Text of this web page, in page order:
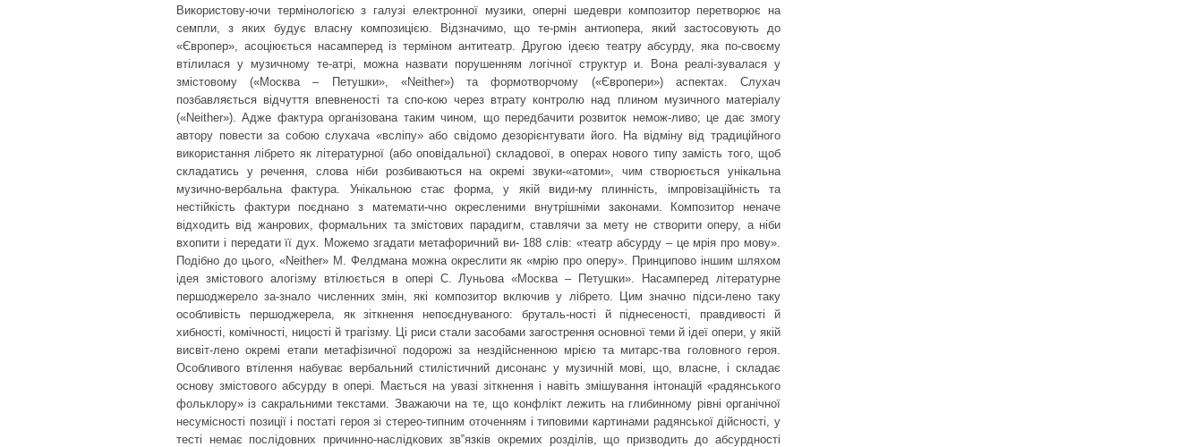
Використову-ючи термінологією з галузі електронної музики, оперні шедеври композитор перетворює на
семпли, з яких будує власну композицією. Відзначимо, що те-рмін антиопера, який застосовують до
«Європер», асоціюється насамперед із терміном антитеатр. Другою ідеєю театру абсурду, яка по-своєму
втілилася у музичному те-атрі, можна назвати порушенням логічної структур и. Вона реалі-зувалася у
змістовому («Москва – Петушки», «Neither») та формотворчому («Європери») аспектах. Слухач
позбавляється відчуття впевненості та спо-кою через втрату контролю над плином музичного матеріалу
(«Neither»). Адже фактура організована таким чином, що передбачити розвиток немож-ливо; це дає змогу
автору повести за собою слухача «всліпу» або свідомо дезорієнтувати його. На відміну від традиційного
використання лібрето як літературної (або оповідальної) складової, в операх нового типу замість того, щоб
складатись у речення, слова ніби розбиваються на окремі звуки-«атоми», чим створюється унікальна
музично-вербальна фактура. Унікальною стає форма, у якій види-му плинність, імпровізаційність та
нестійкість фактури поєднано з математи-чно окресленими внутрішніми законами. Композитор неначе
відходить від жанрових, формальних та змістових парадигм, ставлячи за мету не створити оперу, а ніби
вхопити і передати її дух. Можемо згадати метафоричний ви- 188 слів: «театр абсурду – це мрія про мову».
Подібно до цього, «Neither» М. Фелдмана можна окреслити як «мрію про оперу». Принципово іншим шляхом
ідея змістового алогізму втілюється в опері С. Луньова «Москва – Петушки». Насамперед літературне
першоджерело за-знало численних змін, які композитор включив у лібрето. Цим значно підси-лено таку
особливість першоджерела, як зіткнення непоєднуваного: бруталь-ності й піднесеності, правдивості й
хибності, комічності, ницості й трагізму. Ці риси стали засобами загострення основної теми й ідеї опери, у якій
висвіт-лено окремі етапи метафізичної подорожі за нездійсненною мрією та митарс-тва головного героя.
Особливого втілення набуває вербальний стилістичний дисонанс у музичній мові, що, власне, і складає
основу змістового абсурду в опері. Мається на увазі зіткнення і навіть змішування інтонацій «радянського
фольклору» із сакральними текстами. Зважаючи на те, що конфлікт лежить на глибинному рівні органічної
несумісності позиції і постаті героя зі стерео-типним оточенням і типовими картинами радянської дійсності, у
тесті немає послідовних причинно-наслідкових зв‟язків окремих розділів, що призводить до абсурдності